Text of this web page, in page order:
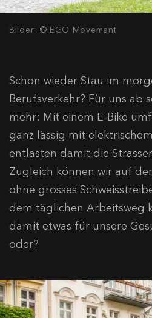
Bilder: © EGO Movement
Schon wieder Stau im
Berufsverkehr? Für uns ab
mehr: Mit einem E-Bike
ganz lässig mit
entlasten damit die
Zugleich können wir auf
ohne grosses
dem täglichen Arbeitsweg
damit etwas für unsere
oder?